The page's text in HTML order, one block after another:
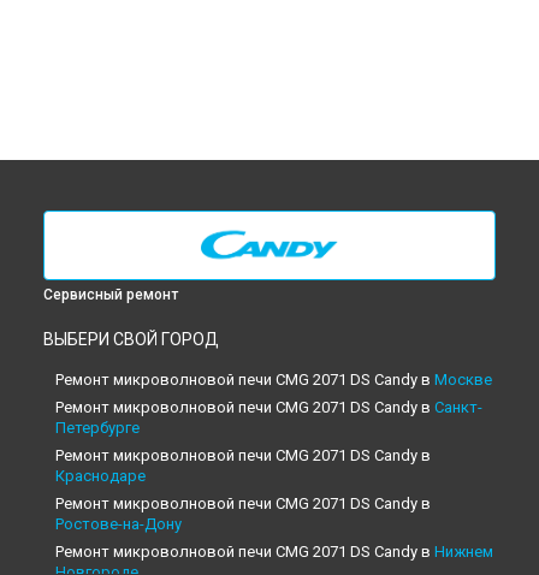
Сервисный ремонт
ВЫБЕРИ СВОЙ ГОРОД
Ремонт микроволновой печи CMG 2071 DS Candy в Москве
Ремонт микроволновой печи CMG 2071 DS Candy в Санкт-
Петербурге
Ремонт микроволновой печи CMG 2071 DS Candy в
Краснодаре
Ремонт микроволновой печи CMG 2071 DS Candy в
Ростове-на-Дону
Ремонт микроволновой печи CMG 2071 DS Candy в Нижнем